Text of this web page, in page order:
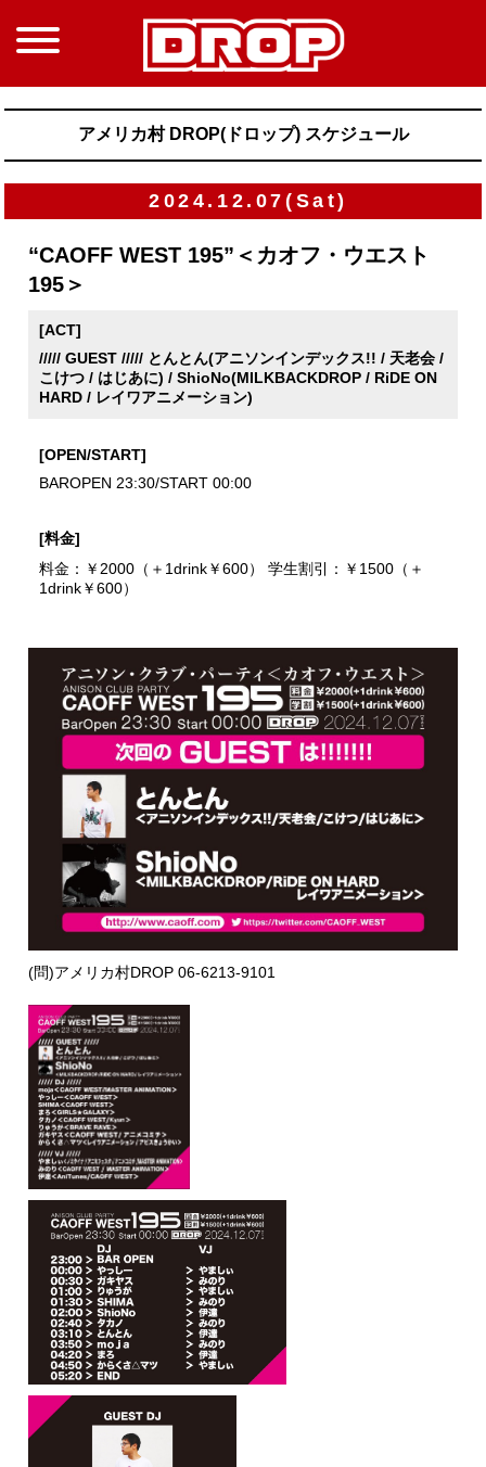
アメリカ村 DROP(ドロップ) スケジュール
2024.12.07(Sat)
“CAOFF WEST 195”＜カオフ・ウエスト
195＞
[ACT]
///// GUEST ///// とんとん(アニソンインデックス!! / 天老会 /
こけつ / はじあに) / ShioNo(MILKBACKDROP / RiDE ON
HARD / レイワアニメーション)
[OPEN/START]
BAROPEN 23:30/START 00:00
[料金]
料金：￥2000（＋1drink￥600） 学生割引：￥1500（＋
1drink￥600）
(問)アメリカ村DROP 06-6213-9101